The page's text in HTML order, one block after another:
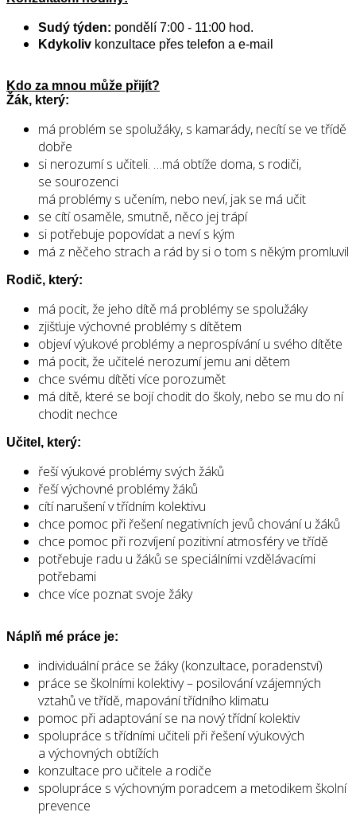
Sudý týden: pondělí 7:00 - 11:00 hod.
Kdykoliv konzultace přes telefon a e-mail
Kdo za mnou může přijít?
Žák, který:
má problém se spolužáky, s kamarády, necítí se ve třídě
dobře
si nerozumí s učiteli. …má obtíže doma, s rodiči,
se sourozenci
má problémy s učením, nebo neví, jak se má učit
se cítí osaměle, smutně, něco jej trápí
si potřebuje popovídat a neví s kým
má z něčeho strach a rád by si o tom s někým promluvil
Rodič, který:
má pocit, že jeho dítě má problémy se spolužáky
zjišťuje výchovné problémy s dítětem
objeví výukové problémy a neprospívání u svého dítěte
má pocit, že učitelé nerozumí jemu ani dětem
chce svému dítěti více porozumět
má dítě, které se bojí chodit do školy, nebo se mu do ní
chodit nechce
Učitel, který:
řeší výukové problémy svých žáků
řeší výchovné problémy žáků
cítí narušení v třídním kolektivu
chce pomoc při řešení negativních jevů chování u žáků
chce pomoc při rozvíjení pozitivní atmosféry ve třídě
potřebuje radu u žáků se speciálními vzdělávacími
potřebami
chce více poznat svoje žáky
Náplň mé práce je:
individuální práce se žáky (konzultace, poradenství)
práce se školními kolektivy – posilování vzájemných
vztahů ve třídě, mapování třídního klimatu
pomoc při adaptování se na nový třídní kolektiv
spolupráce s třídními učiteli při řešení výukových
a výchovných obtížích
konzultace pro učitele a rodiče
spolupráce s výchovným poradcem a metodikem školní
prevence